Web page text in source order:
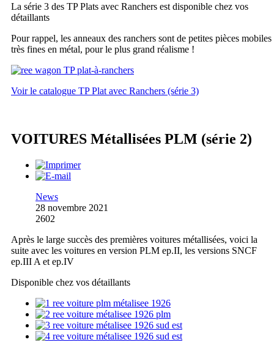
La série 3 des TP Plats avec Ranchers est disponible chez vos
détaillants
Pour rappel, les anneaux des ranchers sont de petites pièces mobiles
très fines en métal, pour le plus grand réalisme !
Voir le catalogue TP Plat avec Ranchers (série 3)
VOITURES Métallisées PLM (série 2)
News
28 novembre 2021
2602
Après le large succès des premières voitures métallisées, voici la
suite avec les voitures en version PLM ep.II, les versions SNCF
ep.III A et ep.IV
Disponible chez vos détaillants